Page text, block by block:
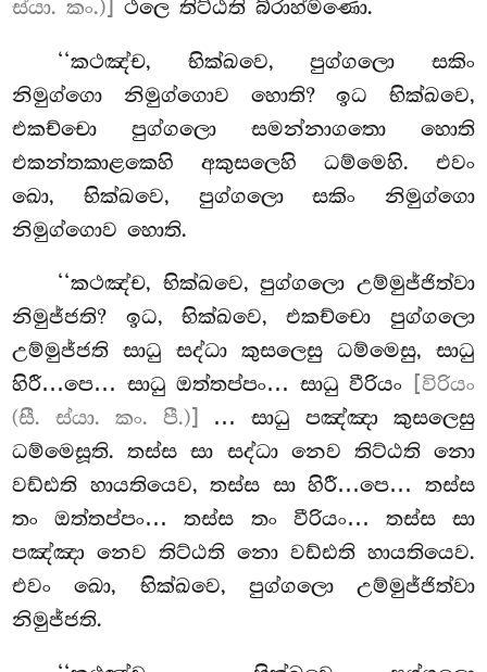
ස්යා. කං.)] ථලෙ තිට්ඨති බ්රාහ්මණො.
‘‘කථඤ්ච, භික්ඛවෙ, පුග්ගලො සකිං
නිමුග්ගො නිමුග්ගොව හොති? ඉධ භික්ඛවෙ,
එකච්චො පුග්ගලො සමන්නාගතො හොති
එකන්තකාළකෙහි අකුසලෙහි ධම්මෙහි. එවං
ඛො, භික්ඛවෙ, පුග්ගලො සකිං නිමුග්ගො
නිමුග්ගොව හොති.
‘‘කථඤ්ච, භික්ඛවෙ, පුග්ගලො උම්මුජ්ජිත්වා
නිමුජ්ජති? ඉධ, භික්ඛවෙ, එකච්චො පුග්ගලො
උම්මුජ්ජති සාධු සද්ධා කුසලෙසු ධම්මෙසු, සාධු
හිරී…පෙ… සාධු ඔත්තප්පං… සාධු වීරියං
[විරියං
(සී. ස්යා. කං. පී.)]
… සාධු පඤ්ඤා කුසලෙසු
ධම්මෙසූති. තස්ස සා සද්ධා නෙව තිට්ඨති නො
වඩ්ඪති හායතියෙව, තස්ස සා හිරී…පෙ… තස්ස
තං ඔත්තප්පං… තස්ස තං වීරියං… තස්ස සා
පඤ්ඤා නෙව තිට්ඨති නො වඩ්ඪති හායතියෙව.
එවං ඛො, භික්ඛවෙ, පුග්ගලො උම්මුජ්ජිත්වා
නිමුජ්ජති.